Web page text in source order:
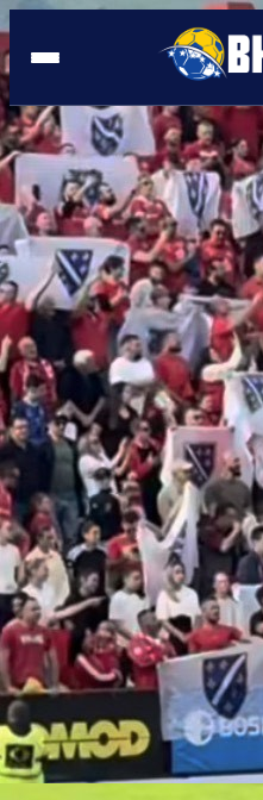
MOSTAR
22:00, 03.06.2025
Godina za
Ivanković
pehare
Autor:
Redakcija
22:00, 03.06.2025